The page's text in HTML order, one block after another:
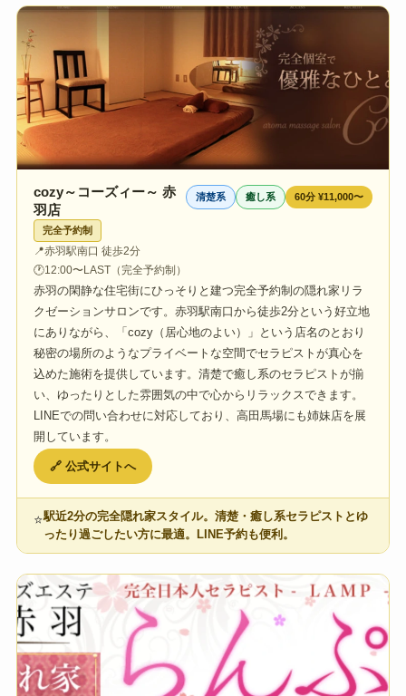
cozy～コーズィー～ 赤
羽店
清楚系 癒し系 60分 ¥11,000〜
完全予約制
📍赤羽駅南口 徒歩2分
🕐12:00〜LAST（完全予約制）
赤羽の閑静な住宅街にひっそりと建つ完全予約制の隠れ家リラ
クゼーションサロンです。赤羽駅南口から徒歩2分という好立地
にありながら、「cozy（居心地のよい）」という店名のとおり
秘密の場所のようなプライベートな空間でセラピストが真心を
込めた施術を提供しています。清楚で癒し系のセラピストが揃
い、ゆったりとした雰囲気の中で心からリラックスできます。
LINEでの問い合わせに対応しており、高田馬場にも姉妹店を展
開しています。
🔗 公式サイトへ
⭐駅近2分の完全隠れ家スタイル。清楚・癒し系セラピストとゆ
ったり過ごしたい方に最適。LINE予約も便利。